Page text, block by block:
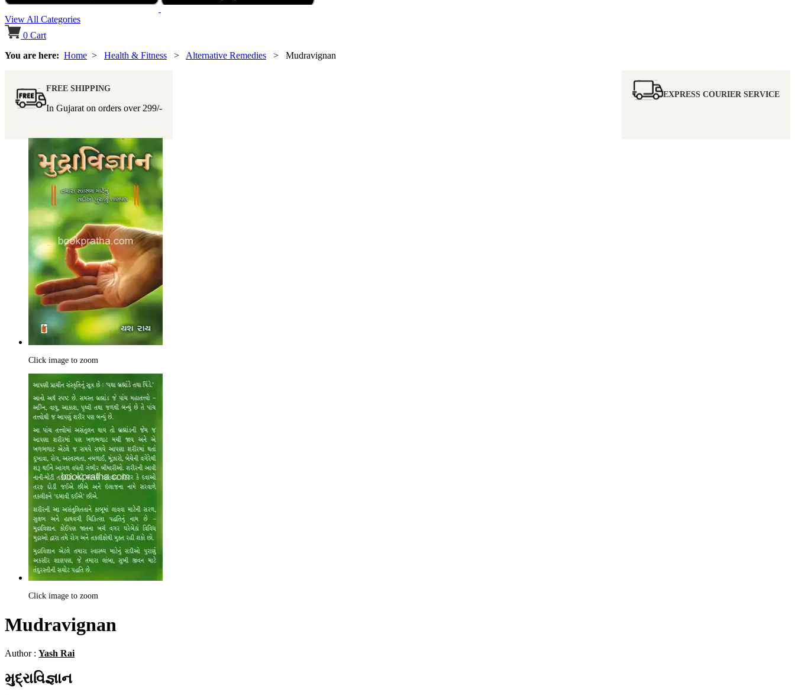
View All Categories
0 Cart
You are here: Home > Health & Fitness > Alternative Remedies > Mudravignan
FREE SHIPPING
In Gujarat on orders over 299/-
EXPRESS COURIER SERVICE
Click image to zoom
Click image to zoom
Mudravignan
Author : Yash Rai
મુદ્રાવિજ્ઞાન